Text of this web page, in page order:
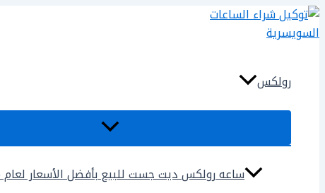
تخطي
إلى
المحتوى
رولكس
ساعه رولكس ديت جست للبيع بأفضل الأسعار لعام 2025